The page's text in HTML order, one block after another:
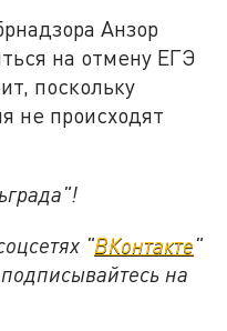
Анзор
на отмену ЕГЭ
поскольку
не происходят
"ВКонтакте"
на